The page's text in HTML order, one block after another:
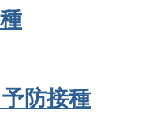
防接種